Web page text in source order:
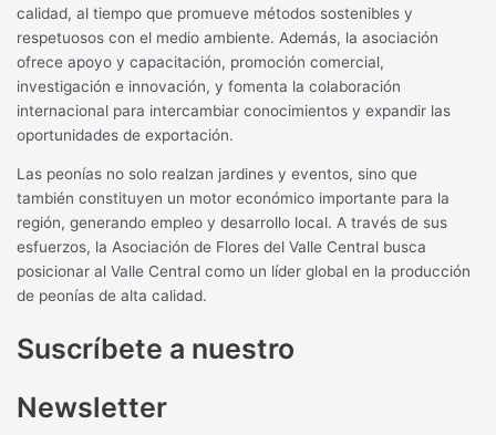
calidad, al tiempo que promueve métodos sostenibles y
respetuosos con el medio ambiente. Además, la asociación
ofrece apoyo y capacitación, promoción comercial,
investigación e innovación, y fomenta la colaboración
internacional para intercambiar conocimientos y expandir las
oportunidades de exportación.
Las peonías no solo realzan jardines y eventos, sino que
también constituyen un motor económico importante para la
región, generando empleo y desarrollo local. A través de sus
esfuerzos, la Asociación de Flores del Valle Central busca
posicionar al Valle Central como un líder global en la producción
de peonías de alta calidad.
Suscríbete a nuestro
Newsletter